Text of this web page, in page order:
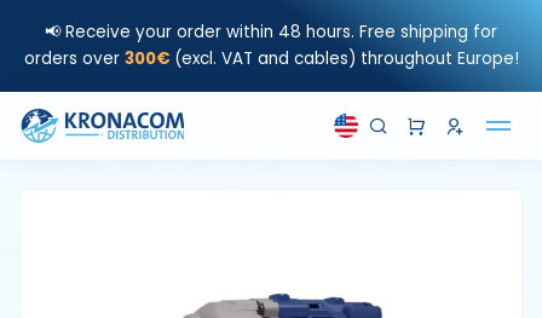
📢 Receive your order within 48 hours. Free shipping for
orders over 300€ (excl. VAT and cables) throughout Europe!